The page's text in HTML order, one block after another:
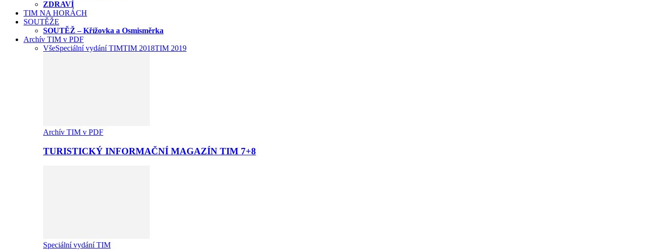
ZDRAVÍ
TIM NA HORÁCH
SOUTĚŽE
SOUTĚŽ – Křížovka a Osmisměrka
Archív TIM v PDF
VšeSpeciální vydání TIMTIM 2018TIM 2019
Archív TIM v PDF
TURISTICKÝ INFORMAČNÍ MAGAZÍN TIM 7+8
Speciální vydání TIM